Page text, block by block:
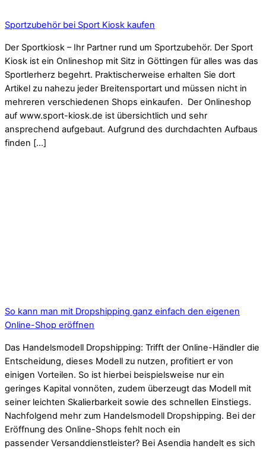
Sportzubehör bei Sport Kiosk kaufen
Der Sportkiosk – Ihr Partner rund um Sportzubehör. Der Sport
Kiosk ist ein Onlineshop mit Sitz in Göttingen für alles was das
Sportlerherz begehrt. Praktischerweise erhalten Sie dort
Artikel zu nahezu jeder Breitensportart und müssen nicht in
mehreren verschiedenen Shops einkaufen. Der Onlineshop
auf www.sport-kiosk.de ist übersichtlich und sehr
ansprechend aufgebaut. Aufgrund des durchdachten Aufbaus
finden […]
So kann man mit Dropshipping ganz einfach den eigenen
Online-Shop eröffnen
Das Handelsmodell Dropshipping: Trifft der Online-Händler die
Entscheidung, dieses Modell zu nutzen, profitiert er von
einigen Vorteilen. So ist hierbei beispielsweise nur ein
geringes Kapital vonnöten, zudem überzeugt das Modell mit
seiner leichten Skalierbarkeit sowie des schnellen Einstiegs.
Nachfolgend mehr zum Handelsmodell Dropshipping. Bei der
Eröffnung des Online-Shops fehlt noch ein
passender Versanddienstleister? Bei Asendia handelt es sich